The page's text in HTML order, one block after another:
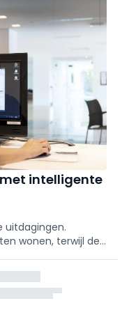
intelligente
uitdagingen.
wonen, terwijl de
oplossingen